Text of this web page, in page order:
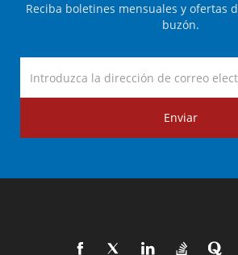
Reciba boletines mensuales y ofertas
buzón.
Enviar